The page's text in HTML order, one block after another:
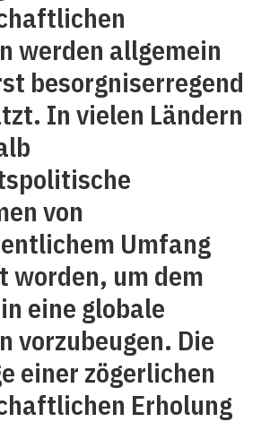
werden allgemein
besorgniserregend
In vielen Ländern
von
Umfang
worden, um dem
eine globale
vorzubeugen. Die
einer zögerlichen
Erholung